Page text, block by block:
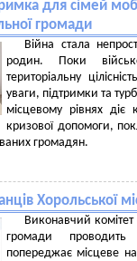
для сімей
громади
Війна стала
родин. Поки
територіальну
уваги, підтримки та
місцевому рівнях діє
кризової допомоги,
громадян.
Хорольської
Виконавчий
громади проводить
попереджає місцеве